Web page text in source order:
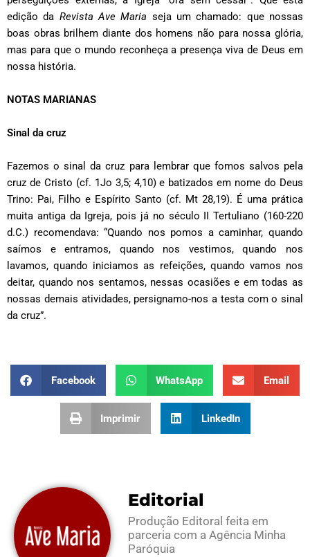
edição da Revista Ave Maria seja um chamado: que nossas
boas obras brilhem diante dos homens não para nossa glória,
mas para que o mundo reconheça a presença viva de Deus em
nossa história.
NOTAS MARIANAS
Sinal da cruz
Fazemos o sinal da cruz para lembrar que fomos salvos pela
cruz de Cristo (cf. 1Jo 3,5; 4,10) e batizados em nome do Deus
Trino: Pai, Filho e Espírito Santo (cf. Mt 28,19). É uma prática
muita antiga da Igreja, pois já no século II Tertuliano (160-220
d.C.) recomendava: “Quando nos pomos a caminhar, quando
saímos e entramos, quando nos vestimos, quando nos
lavamos, quando iniciamos as refeições, quando vamos nos
deitar, quando nos sentamos, nessas ocasiões e em todas as
nossas demais atividades, persignamo-nos a testa com o sinal
da cruz”.
Facebook WhatsApp Email
Imprimir LinkedIn
Editorial
Produção Editoral feita em
parceria com a Agência Minha
Paróquia